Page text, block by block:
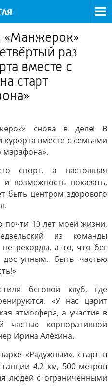
«Манжерок»
раз
вместе с
старт
снова в деле! В
курорта вместе с семьями
марафона».
спорт, а настоящая
возможность показать,
быть центром здорового
10 лет моей жизни,
из команды
рекорды, а то, что бег
Быть частью
беговой клуб, где
«У нас царит
атмосфера, а участие в
частью корпоративной
Ирина Алёхина.
«Радужный», старт в
4,2 км, 500 метров
людей с ограниченными